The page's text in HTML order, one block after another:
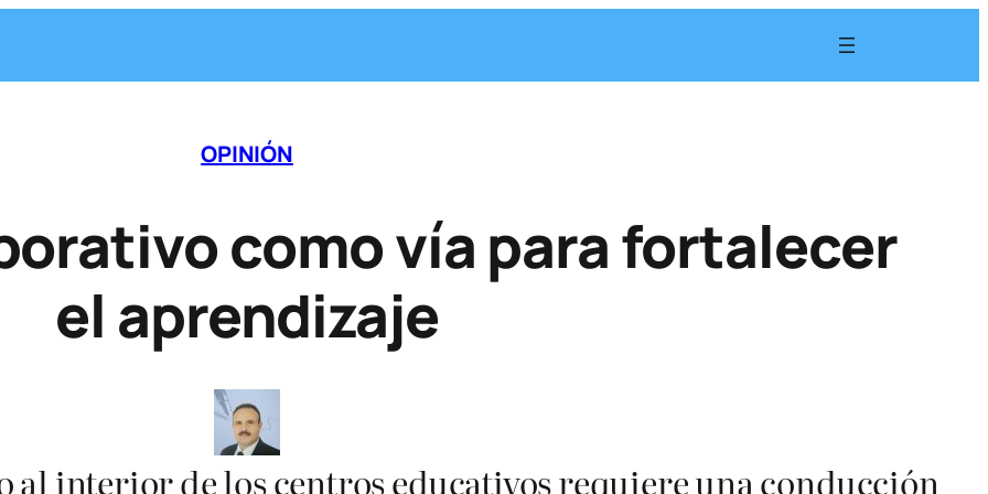
OPINIÓN
como vía para fortalecer
el aprendizaje
interior de los centros educativos requiere una conducción